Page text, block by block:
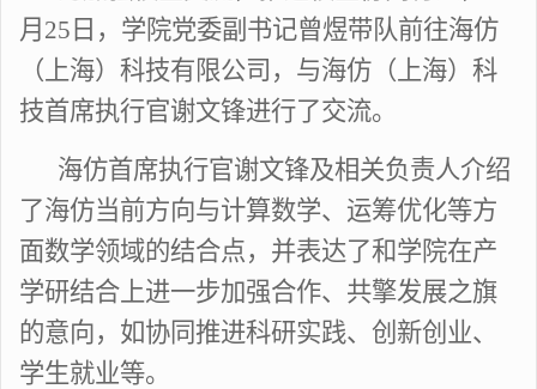
月 25 日，学院党委副书记曾煜带队前往海仿
（上海）科技有限公司，与海仿（上海）科
技首席执行官谢文锋进行了交流。
海仿首席执行官谢文锋及相关负责人介绍
了海仿当前方向与计算数学、运筹优化等方
面数学领域的结合点，并表达了和学院在产
学研结合上进一步加强合作、共擎发展之旗
的意向，如协同推进科研实践、创新创业、
学生就业等。